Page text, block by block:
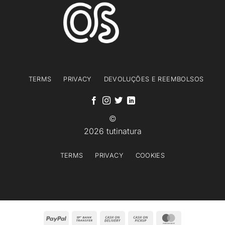
TERMS PRIVACY DEVOLUÇÕES E REEMBOLSOS
©
2026 tutinatura
TERMS PRIVACY COOKIES
PayPal
Bank
Cash
Cash